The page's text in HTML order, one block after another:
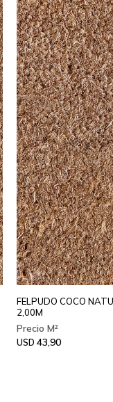
FELPUDO COCO
2,00M
USD 43,90